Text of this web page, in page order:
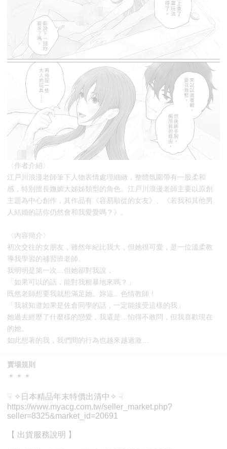
〈作者介紹〉
江戸川浪漫老師筆下人物表情處理細緻，整體氛圍帶有一股柔和
感，特別擅長嫵媚大姊姊類型的角色。江戸川浪漫老師主要以原創
主題為中心創作，其作品有《容易順從的女友》、《若我和其他男
人結婚的話你仍然會和我愛愛嗎？》。
〈內容簡介〉
初次交往的女朋友，雖然年紀比我大，但她很可愛，是一位溫柔教
導我學習的補習班老師。
我明明是第一次…但她卻對我說，
「如果可以的話，能對我粗暴地來嗎？」
既然老師想要我就想滿足她。妳這…色情教師！
「我就知道如果是佐倉同學的話，一定能接受這樣的我」
她過去經歷了什麼樣的戀愛，我還是…怕得不敢問，但我喜歡現在
的她。
如此想著的我，我們間的行為也越來越過激…
賣場規則